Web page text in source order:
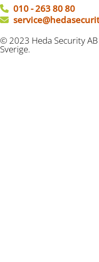
010 - 263 80 80
© 2023 Heda Security
Sverige.